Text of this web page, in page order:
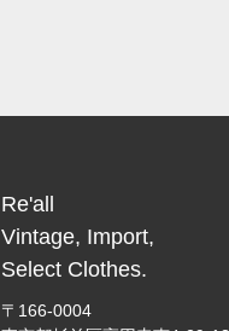
Re'all
Vintage, Import,
Select Clothes.
〒166-0004